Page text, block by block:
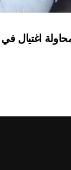
اغتيال في